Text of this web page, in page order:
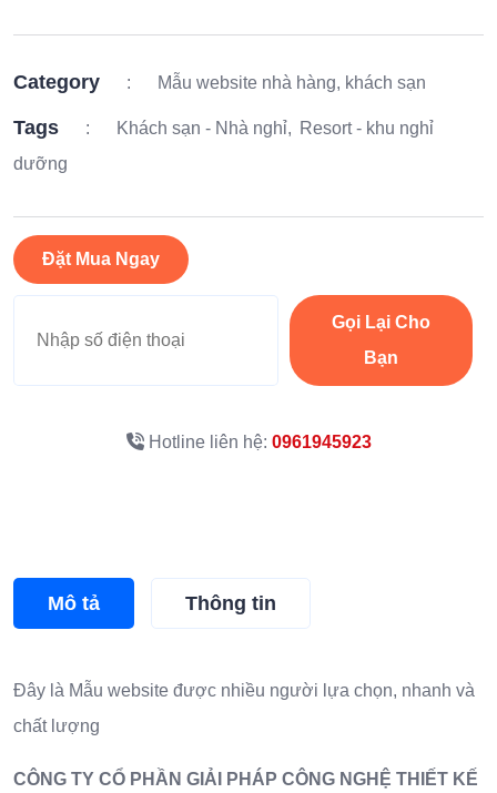
Category : Mẫu website nhà hàng, khách sạn
Tags : Khách sạn - Nhà nghỉ
Resort - khu nghỉ
dưỡng
Đặt Mua Ngay
Gọi Lại Cho
Bạn
Hotline liên hệ: 0961945923
Mô tả Thông tin
Đây là Mẫu website được nhiều người lựa chọn, nhanh và
chất lượng
CÔNG TY CỔ PHẦN GIẢI PHÁP CÔNG NGHỆ THIẾT KẾ